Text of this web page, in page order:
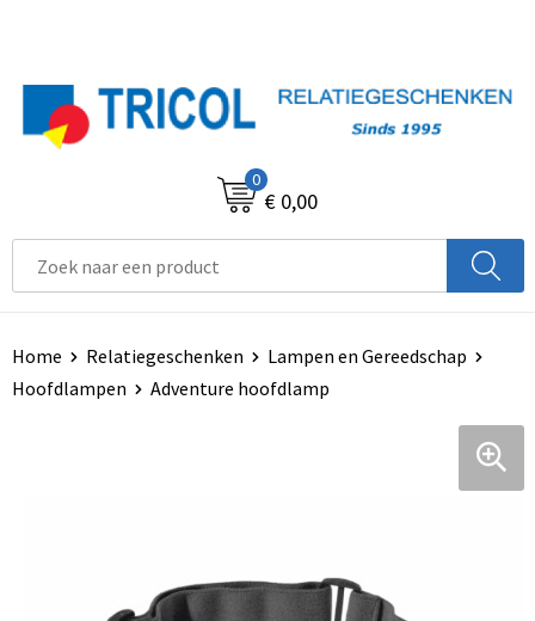
0
€ 0,00
Home Relatiegeschenken
Lampen en Gereedschap
Hoofdlampen
Adventure hoofdlamp